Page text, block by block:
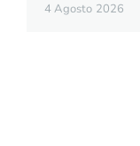
4 Agosto 2026